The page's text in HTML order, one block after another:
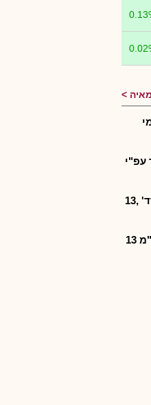
מאיה
לאומי
13 לציבור עפ"י
לאומי-דוח הצעת מדף להנפקת נע"מ סד' ,13